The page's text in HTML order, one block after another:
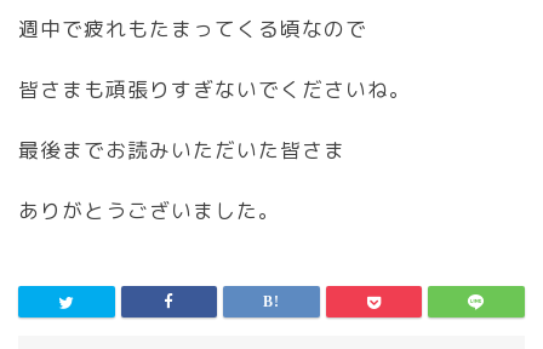
週中で疲れもたまってくる頃なので
皆さまも頑張りすぎないでくださいね。
最後までお読みいただいた皆さま
ありがとうございました。